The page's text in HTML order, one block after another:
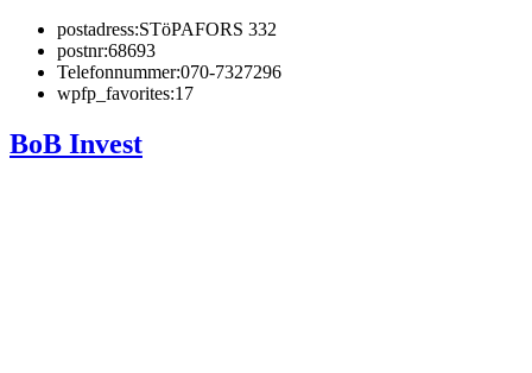
postadress:STöPAFORS 332
postnr:68693
Telefonnummer:070-7327296
wpfp_favorites:17
BoB Invest